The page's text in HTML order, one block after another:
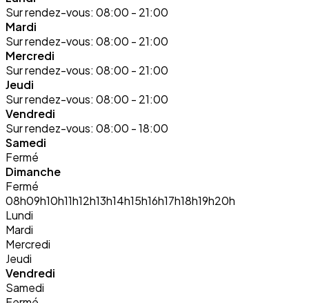
Sur rendez-vous: 08:00 - 21:00
Mardi
Sur rendez-vous: 08:00 - 21:00
Mercredi
Sur rendez-vous: 08:00 - 21:00
Jeudi
Sur rendez-vous: 08:00 - 21:00
Vendredi
Sur rendez-vous: 08:00 - 18:00
Samedi
Fermé
Dimanche
Fermé
08h09h10h11h12h13h14h15h16h17h18h19h20h
Lundi
Mardi
Mercredi
Jeudi
Vendredi
Samedi